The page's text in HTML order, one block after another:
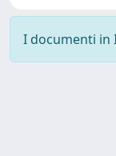
I documenti in